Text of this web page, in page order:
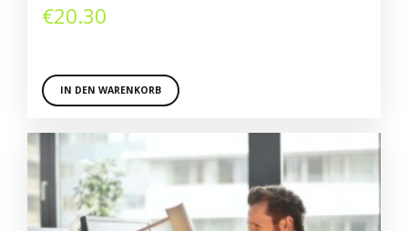
€20.30
IN DEN WARENKORB